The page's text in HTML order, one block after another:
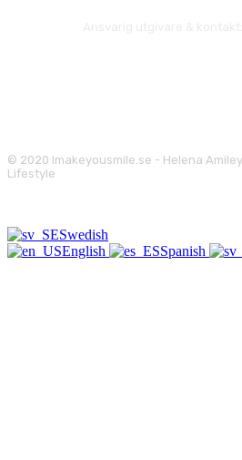
© 2020 Imakeyousmile.se - Helena
Lifestyle
Swedish
English
Spanish